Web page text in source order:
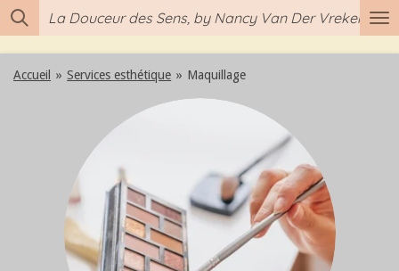
Passer
au
principal
La Douceur des Sens, by Nancy Van Der Vreken
Accueil » Services esthétique » Maquillage